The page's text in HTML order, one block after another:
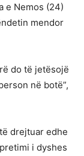
e Nemos (24)
mendor
do të jetësojë
në botë”,
drejtuar edhe
i dyshes